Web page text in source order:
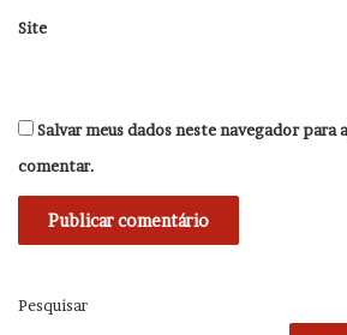
Site
Salvar meus dados neste navegador para
comentar.
Pesquisar